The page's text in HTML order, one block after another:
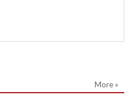
More »